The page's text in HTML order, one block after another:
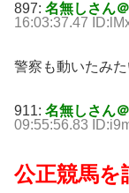
897: 名無しさん
16:03:37.47
警察も動いたみ
911: 名無しさん
09:55:56.83
公正競馬を